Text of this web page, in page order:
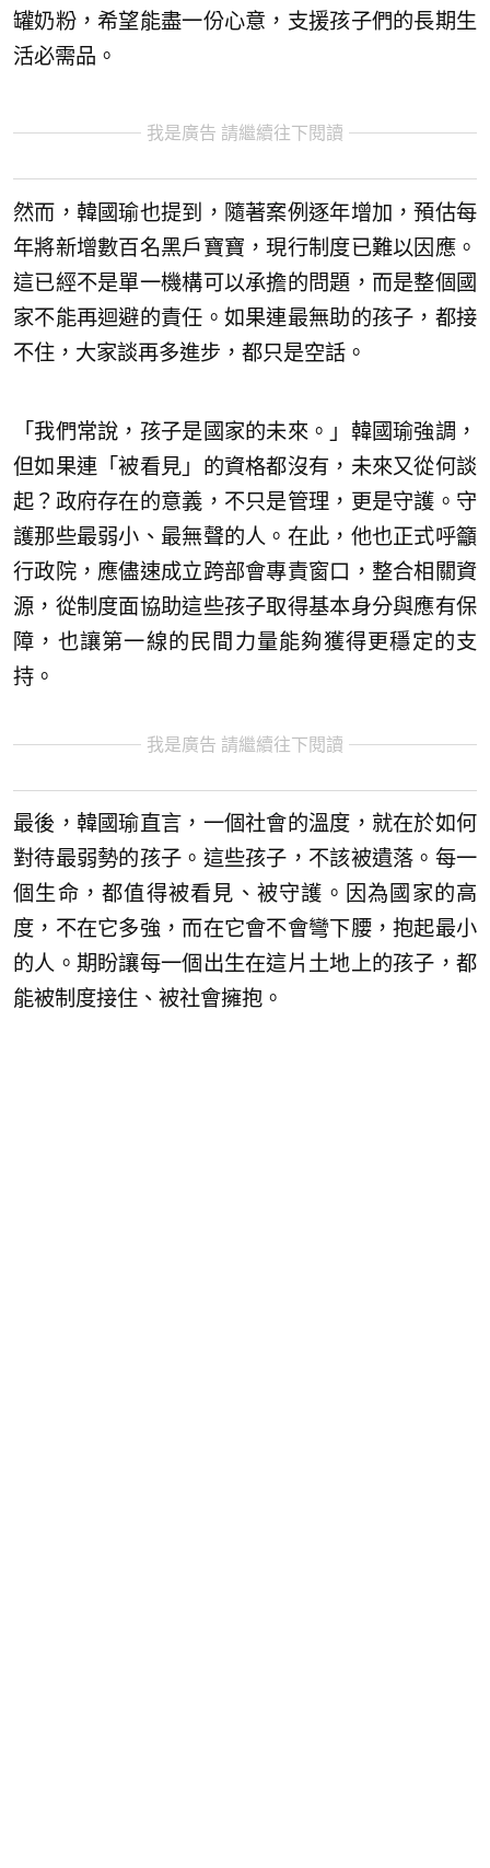
罐奶粉，希望能盡一份心意，支援孩子們的長期生
活必需品。
我是廣告 請繼續往下閱讀
然而，韓國瑜也提到，隨著案例逐年增加，預估每
年將新增數百名黑戶寶寶，現行制度已難以因應。
這已經不是單一機構可以承擔的問題，而是整個國
家不能再迴避的責任。如果連最無助的孩子，都接
不住，大家談再多進步，都只是空話。
「我們常說，孩子是國家的未來。」韓國瑜強調，
但如果連「被看見」的資格都沒有，未來又從何談
起？政府存在的意義，不只是管理，更是守護。守
護那些最弱小、最無聲的人。在此，他也正式呼籲
行政院，應儘速成立跨部會專責窗口，整合相關資
源，從制度面協助這些孩子取得基本身分與應有保
障，也讓第一線的民間力量能夠獲得更穩定的支
持。
我是廣告 請繼續往下閱讀
最後，韓國瑜直言，一個社會的溫度，就在於如何
對待最弱勢的孩子。這些孩子，不該被遺落。每一
個生命，都值得被看見、被守護。因為國家的高
度，不在它多強，而在它會不會彎下腰，抱起最小
的人。期盼讓每一個出生在這片土地上的孩子，都
能被制度接住、被社會擁抱。